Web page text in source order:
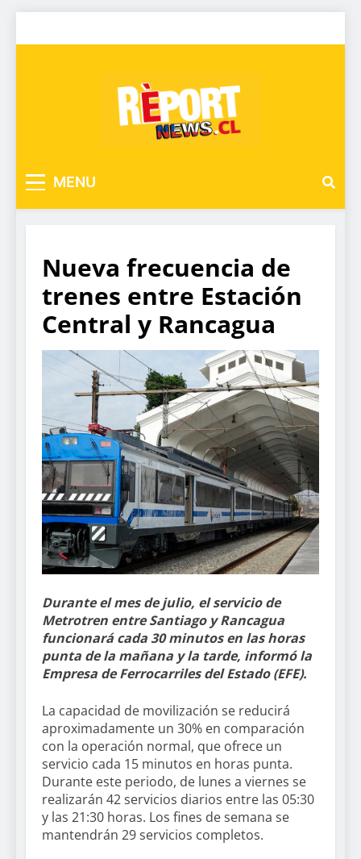
MENU
Nueva frecuencia de
trenes entre Estación
Central y Rancagua
Durante el mes de julio, el servicio de
Metrotren entre Santiago y Rancagua
funcionará cada 30 minutos en las horas
punta de la mañana y la tarde, informó la
Empresa de Ferrocarriles del Estado (EFE).
La capacidad de movilización se reducirá
aproximadamente un 30% en comparación
con la operación normal, que ofrece un
servicio cada 15 minutos en horas punta.
Durante este periodo, de lunes a viernes se
realizarán 42 servicios diarios entre las 05:30
y las 21:30 horas. Los fines de semana se
mantendrán 29 servicios completos.